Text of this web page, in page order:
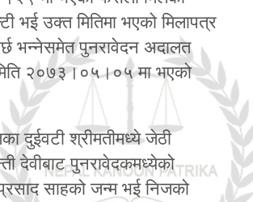
भई उक्त मितिमा भएको मिलापत्र
भन्‍नेसमेत पुनरावेदन अदालत
२०७३।०५।०५ मा भएको
दुईवटी श्रीमतीमध्ये जेठी
देवीबाट पुनरावेदकमध्येको
साहको जन्म भई निजको